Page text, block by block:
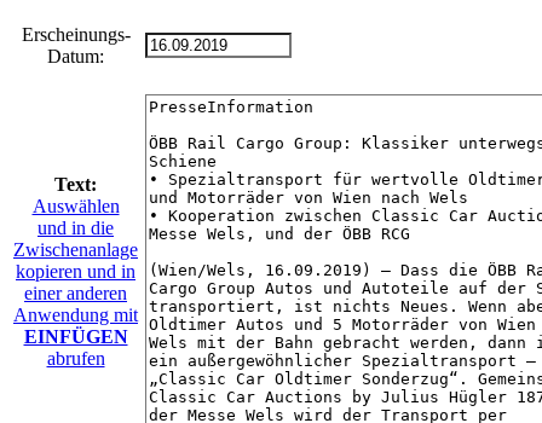
Erscheinungs-
Datum:
Text:
Auswählen
und in die
Zwischenanlage
kopieren und in
einer anderen
Anwendung mit
EINFÜGEN
abrufen